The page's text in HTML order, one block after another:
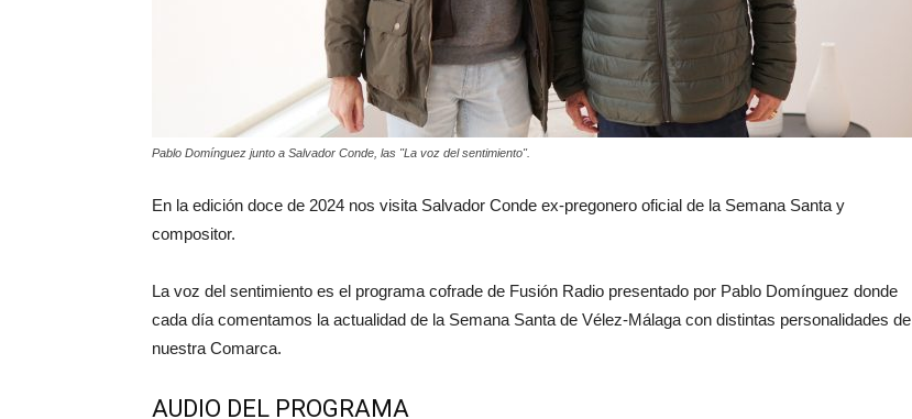
Pablo Domínguez junto a Salvador Conde, las "La voz del sentimiento".
En la edición doce de 2024 nos visita Salvador Conde ex-pregonero oficial de la Semana Santa y
compositor.
La voz del sentimiento es el programa cofrade de Fusión Radio presentado por Pablo Domínguez donde
cada día comentamos la actualidad de la Semana Santa de Vélez-Málaga con distintas personalidades de
nuestra Comarca.
AUDIO DEL PROGRAMA